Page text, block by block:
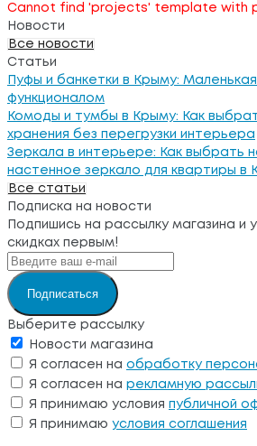
Cannot find 'projects' template with
Новости
Все новости
Статьи
Пуфы и банкетки в Крыму:
функционалом
Комоды и тумбы в Крыму: Как
хранения без перегрузки интерьера
Зеркала в интерьере: Как выбрать
настенное зеркало для квартиры в
Все статьи
Подписка на новости
Подпишись на рассылку магазина и
скидках первым!
Подписаться
Выберите рассылку
Новости магазина
Я согласен на обработку
Я согласен на рекламную
Я принимаю условия
публичной
Я принимаю условия соглашения